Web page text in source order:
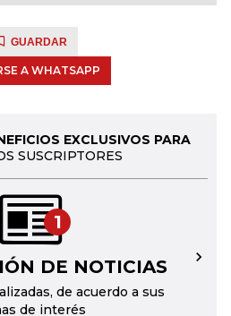
GUARDAR
A WHATSAPP
EXCLUSIVOS PARA
SUSCRIPTORES
1
DE NOTICIAS
de acuerdo a sus
de interés
→